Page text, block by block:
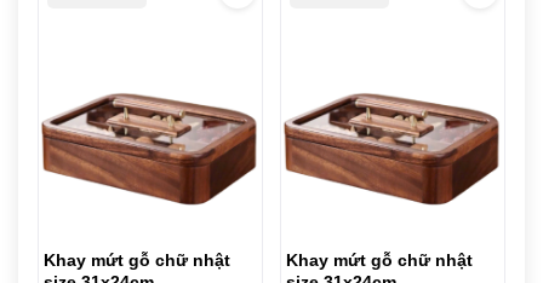
Khay mứt gỗ chữ nhật
Khay mứt gỗ chữ nhật